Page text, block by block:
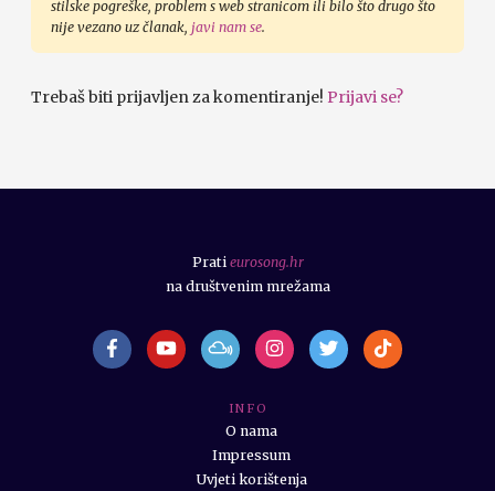
stilske pogreške, problem s web stranicom ili bilo što drugo što
nije vezano uz članak, javi nam se.
Trebaš biti prijavljen za komentiranje! Prijavi se?
I N F O
O nama
Impressum
Uvjeti korištenja
Prati eurosong.hr
na društvenim mrežama